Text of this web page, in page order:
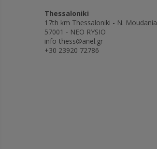
Thessaloniki
17th km Thessaloniki - N. Moudania
57001 - NEO RYSIO
info-thess@anel.gr
+30 23920 72786